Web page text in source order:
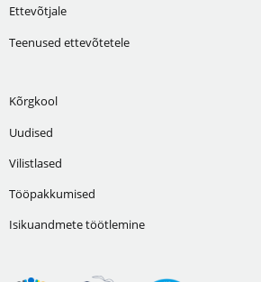
Ettevõtjale
Teenused ettevõtetele
Kõrgkool
Uudised
Vilistlased
Tööpakkumised
Isikuandmete töötlemine